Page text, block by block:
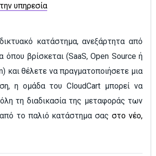
υπηρεσία
κατάστημα, ανεξάρτητα από
όπου βρίσκεται (SaaS, Open Source ή
και θέλετε να πραγματοποιήσετε μια
η ομάδα του CloudCart μπορεί να
τη διαδικασία της μεταφοράς των
το παλιό κατάστημα σαςστο νέο,